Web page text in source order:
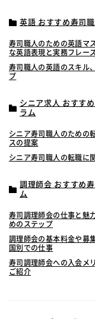
英語 おすすめ寿司
寿司職人のための英語マ
な英語表現と実務フレー
寿司職人の英語のスキル
プ
シニア求人 おすす
ラム
シニア寿司職人のための
スの提案
シニア寿司職人の転職に
調理師会 おすすめ
ム
寿司調理師会の仕事と魅
めのステップ
調理師会の基本料金や募
国別での仕事
寿司調理師会への入会メ
ご紹介